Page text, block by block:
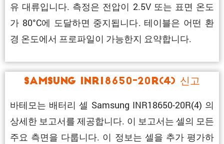
유 대류입니다. 측정은 전압이 2.5V 또는 표면 온도
가 80°C에 도달하면 중지됩니다. 테이블은 어떤 환
경 온도에서 프로파일이 가능한지 요약합니다.
Samsung INR18650-20R(4) 신고
바테모는 배터리 셀 Samsung INR18650-20R(4) 의
상세한 보고서를 제공합니다. 이 보고서는 셀의 모든
주요 측면을 다룹니다. 이 정보는 셀을 추가 평가하